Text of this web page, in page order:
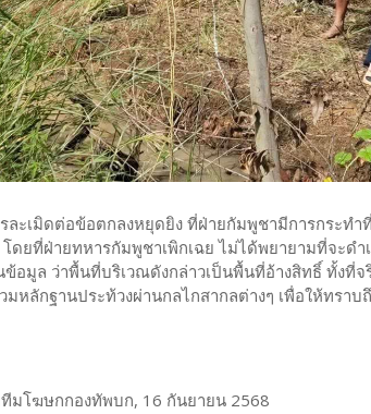
ละเมิดต่อข้อตกลงหยุดยิง ที่ฝ่ายกัมพูชามีการกระทำ
ดยที่ฝ่ายทหารกัมพูชาเพิกเฉย ไม่ได้พยายามที่จะดำ
อมูล ว่าพื้นที่บริเวณดังกล่าวเป็นพื้นที่อ้างสิทธิ์ ทั้งที่
หลักฐานประท้วงผ่านกลไกสากลต่างๆ เพื่อให้ทรา
มโฆษกกองทัพบก, 16 กันยายน 2568